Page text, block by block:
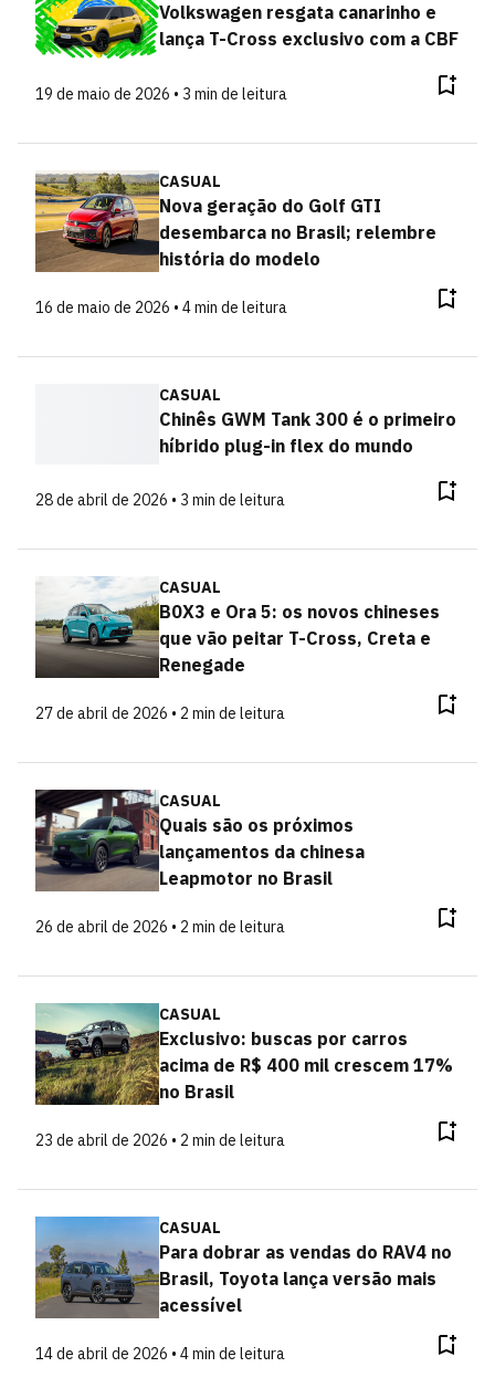
Volkswagen resgata canarinho e
lança T-Cross exclusivo com a CBF
19 de maio de 2026 • 3 min de leitura
CASUAL
Nova geração do Golf GTI
desembarca no Brasil; relembre
história do modelo
16 de maio de 2026 • 4 min de leitura
CASUAL
Chinês GWM Tank 300 é o primeiro
híbrido plug-in flex do mundo
28 de abril de 2026 • 3 min de leitura
CASUAL
B0X3 e Ora 5: os novos chineses
que vão peitar T-Cross, Creta e
Renegade
27 de abril de 2026 • 2 min de leitura
CASUAL
Quais são os próximos
lançamentos da chinesa
Leapmotor no Brasil
26 de abril de 2026 • 2 min de leitura
CASUAL
Exclusivo: buscas por carros
acima de R$ 400 mil crescem 17%
no Brasil
23 de abril de 2026 • 2 min de leitura
CASUAL
Para dobrar as vendas do RAV4 no
Brasil, Toyota lança versão mais
acessível
14 de abril de 2026 • 4 min de leitura